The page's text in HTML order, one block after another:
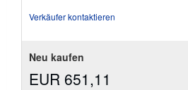
Verkäufer kontaktieren
Neu kaufen
EUR 651,11